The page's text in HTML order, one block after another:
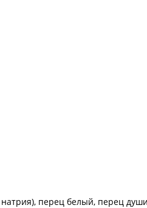
натрия), перец белый, перец